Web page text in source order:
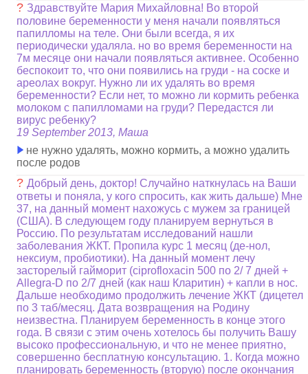
? Здравствуйте Мария Михайловна! Во второй
половине беременности у меня начали появляться
папилломы на теле. Они были всегда, я их
периодически удаляла. но во время беременности на
7м месяце они начали появляться активнее. Особенно
беспокоит то, что они появились на груди - на соске и
ареолах вокруг. Нужно ли их удалять во время
беременности? Если нет, то можно ли кормить ребенка
молоком с папилломами на груди? Передастся ли
вирус ребенку?
19 September 2013, Маша
не нужно удалять, можно кормить, а можно удалить
после родов
?Добрый день, доктор! Случайно наткнулась на Ваши
ответы и поняла, у кого спросить, как жить дальше) Мне
37, на данный момент нахожусь с мужем за границей
(США). В следующем году планируем вернуться в
Россию. По результатам исследований нашли
заболевания ЖКТ. Пропила курс 1 месяц (де-нол,
нексиум, пробиотики). На данный момент лечу
засторелый гайморит (ciprofloxacin 500 по 2/ 7 дней +
Allegra-D по 2/7 дней (как наш Кларитин) + капли в нос.
Дальше необходимо продолжить лечение ЖКТ (дицетел
по 3 таб/месяц. Дата возвращения на Родину
неизвестна. Планируем беременность в конце этого
года. В связи с этим очень хотелось бы получить Вашу
высоко профессиональную, и что не менее приятно,
совершенно бесплатную консультацию. 1. Когда можно
планировать беременность (вторую) после окончания